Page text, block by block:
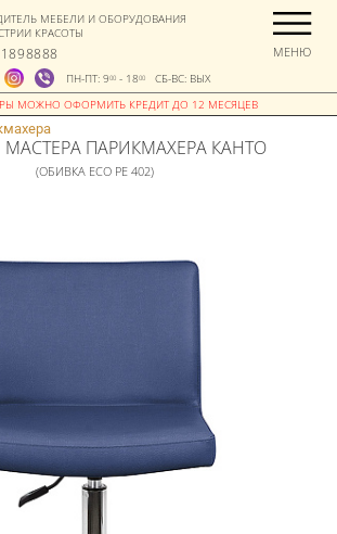
МЕБЕЛИ И ОБОРУДОВАНИЯ
КРАСОТЫ
ПН-ПТ: 900- 1800СБ-ВС: ВЫХ
МЕНЮ
МАСТЕРА ПАРИКМАХЕРА КАНТО
(ОБИВКА ECO PE 402)